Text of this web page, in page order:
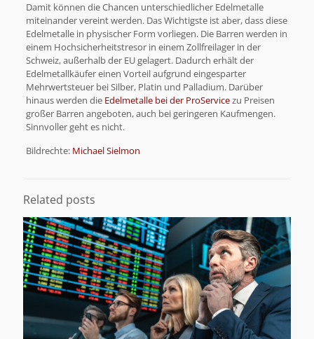
Damit können die Chancen unterschiedlicher Edelmetalle
miteinander vereint werden. Das Wichtigste ist aber, dass diese
Edelmetalle in physischer Form vorliegen. Die Barren werden in
einem Hochsicherheitstresor in einem Zollfreilager in der
Schweiz, außerhalb der EU gelagert. Dadurch erhält der
Edelmetallkäufer einen Vorteil aufgrund eingesparter
Mehrwertsteuer bei Silber, Platin und Palladium. Darüber
hinaus werden die Edelmetalle bei der ProServicezu Preisen
großer Barren angeboten, auch bei geringeren Kaufmengen.
Sinnvoller geht es nicht.
Bildrechte: Michael Sielmon
Related posts